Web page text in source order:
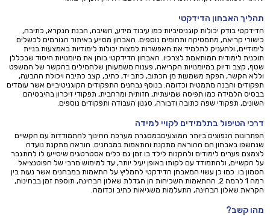
תהליך האבחון הדידקטי
הדידקטי בודק יכולות קוגניטיביות כמו עיבוד מידע, חשיבה, הבנת הנקרא, כתיבה,
כישורי קריאה, מתמטיקה ותחומים נוספים. האבחון מסייע באיתור הגורמים לכשלים
לימודיים, ולהעניק לתלמיד את האפשרות למצות יכולות לימודיות באמצעות בניית
תוכנית לימודית המותאמת לצרכיו. האבחון הדידקטי בוחן את מיומנויות היסוד שבכללן
שטף, קצב ודיוק במיומנויות הקריאה, פענוח משמעותן שלהמילים בהקשר של המשפט
וללא הקשר, הפקת משמעות מן הכתוב, כתב יד, כתיב, קצב כתיבה ויכולת ההבעה,
תפקודים והבנה מתמטית וכדומה. בנוסף נבחנים התפקודים הקוגניטיביים אשר עומדים
בבסיס הלמידה כמו תפיסה שמיעתית, חזותית ומרחבית, תפקודי זיכרון בהיבטיהם
השונים, תפקודי שפה כתובה ודבורה, סגנון העבודה ותפקודים נוספים.
דרכי הטיפול בתלמידים לקויי למידה
הפתרונות הנפוצים ביותר המוצעיםבמסגרת מערכת החינוך להתמודדות עם הקשיים
שנחשפו באבחון הם ההוראה מתקנת והתאמות במבחנים. הוראה מתקנת נועדה
לצמצם פערים לימודים ולהקנות לילד בו זמן גם כלים אסטרטגים שיסייעו לו להתגבר
על הקשיים, ולהתמודד עם לקותו באופן יעיל יותר, עד למימוש מרבי של הפוטנציאל
הטמון בו. כמו כן עשוי המאבחן הדידקטי להמליץ על התאמות במבחנים אשר נעות בין
רמה 1 לרמה 2. ההתאמות השכיחות הן הגדלת שאלון הבחינה, תוספת זמן בבחינות,
הקראת שאלון הבחינה, התעלמות משגיאות כתיב וכדומה.
מהו קשב?